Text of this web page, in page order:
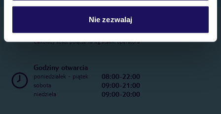
Nie zezwalaj
Telefoniczne Centrum Rezerwacji
22 270 31 20
Całkowity koszt połączenia wg stawki operatora
Godziny otwarcia
poniedziałek - piątek 08:00-22:00
sobota 09:00-21:00
niedziela 09:00-20:00